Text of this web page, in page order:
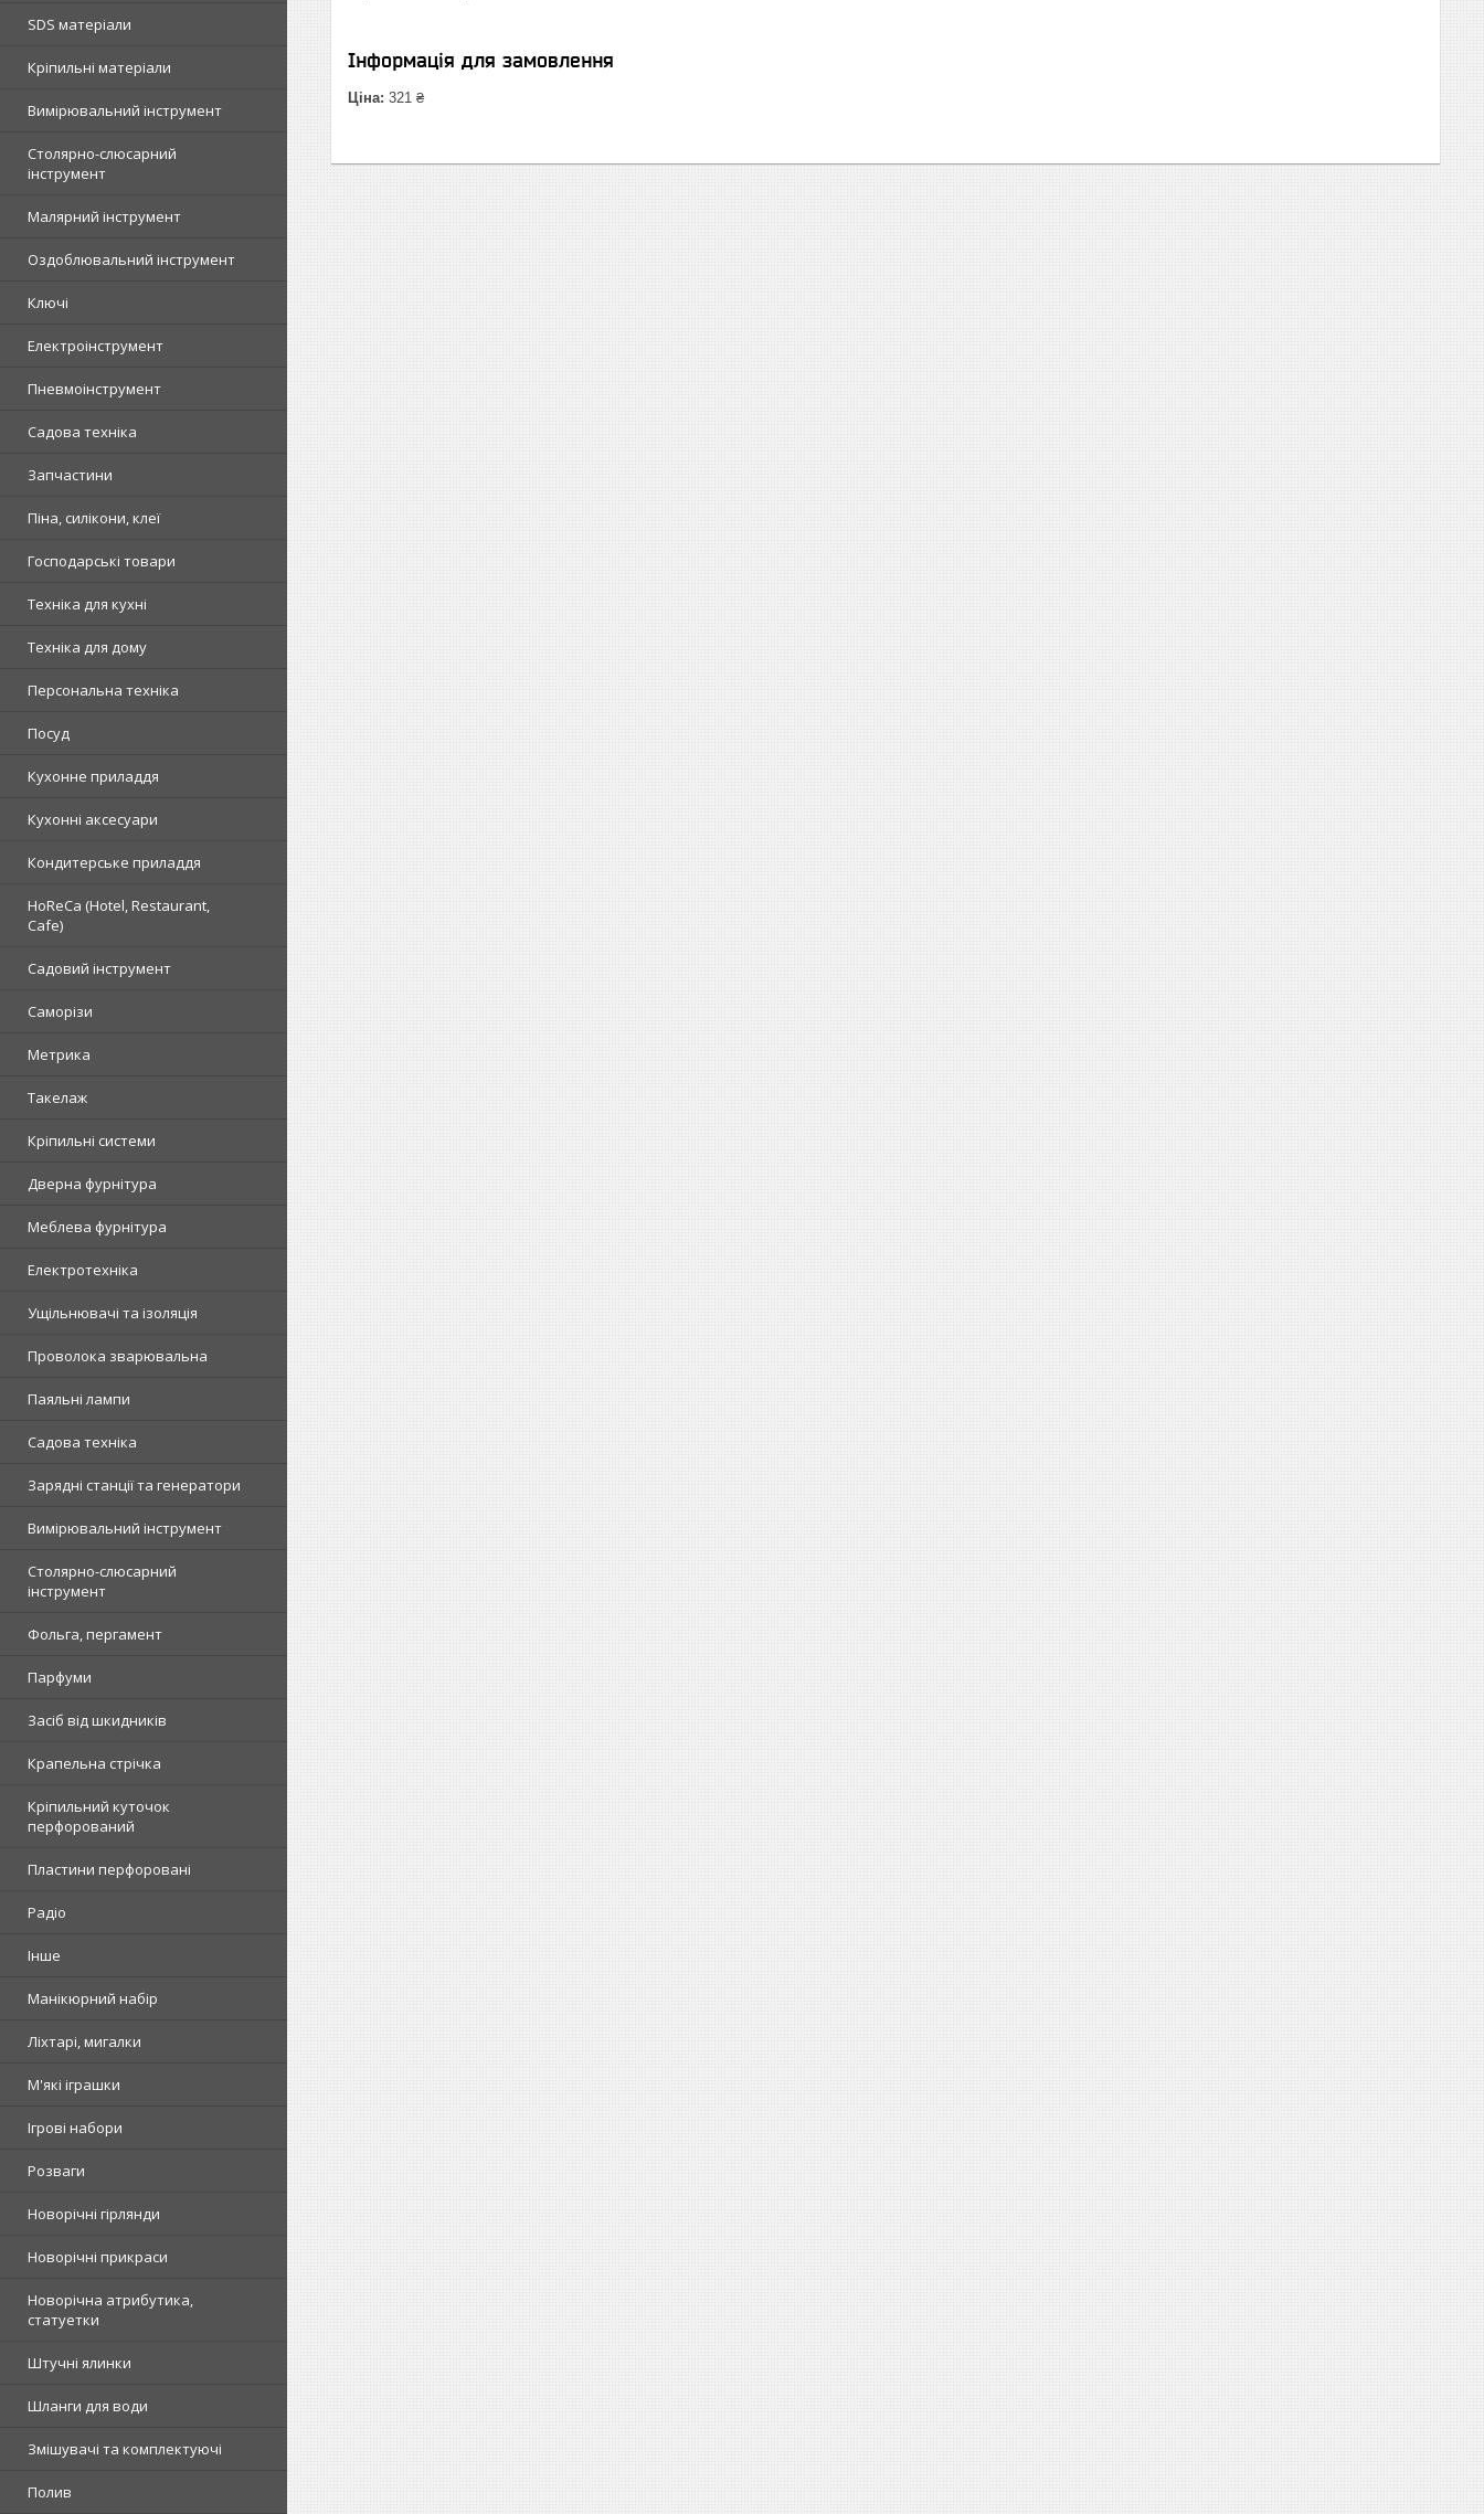
SDS матеріали
Кріпильні матеріали
Вимірювальний інструмент
Столярно-слюсарний
інструмент
Малярний інструмент
Оздоблювальний інструмент
Ключі
Електроінструмент
Пневмоінструмент
Садова техніка
Запчастини
Піна, силікони, клеї
Господарські товари
Техніка для кухні
Техніка для дому
Персональна техніка
Посуд
Кухонне приладдя
Кухонні аксесуари
Кондитерське приладдя
HoReCa (Hotel, Restaurant,
Cafe)
Садовий інструмент
Саморізи
Метрика
Такелаж
Кріпильні системи
Дверна фурнітура
Меблева фурнітура
Електротехніка
Ущільнювачі та ізоляція
Проволока зварювальна
Паяльні лампи
Садова техніка
Зарядні станції та генератори
Вимірювальний інструмент
Столярно-слюсарний
інструмент
Фольга, пергамент
Парфуми
Засіб від шкидників
Крапельна стрічка
Кріпильний куточок
перфорований
Пластини перфоровані
Радіо
Інше
Манікюрний набір
Ліхтарі, мигалки
М'які іграшки
Ігрові набори
Розваги
Новорічні гірлянди
Новорічні прикраси
Новорічна атрибутика,
статуетки
Штучні ялинки
Шланги для води
Змішувачі та комплектуючі
Полив
Інформація для замовлення
Ціна: 321 ₴